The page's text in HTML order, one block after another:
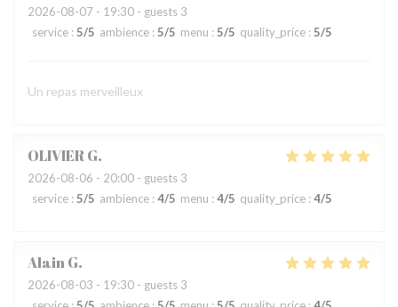
2026-08-07 - 19:30 - guests 3
service : 5/5 ambience : 5/5 menu : 5/5 quality_price : 5/5
Un repas merveilleux
OLIVIERG
2026-08-06 - 20:00 - guests 3
service : 5/5 ambience : 4/5 menu : 4/5 quality_price : 4/5
AlainG
2026-08-03 - 19:30 - guests 3